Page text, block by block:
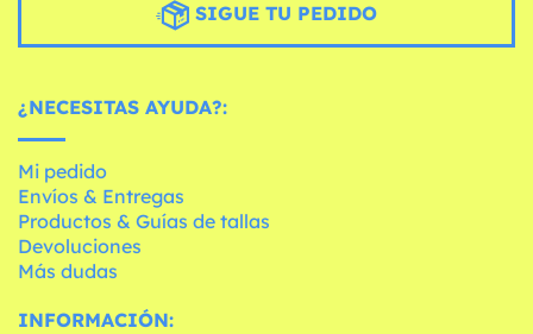
SIGUE TU PEDIDO
¿NECESITAS AYUDA?:
Mi pedido
Envíos & Entregas
Productos & Guías de tallas
Devoluciones
Más dudas
INFORMACIÓN: